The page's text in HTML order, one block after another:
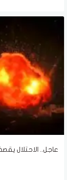
عاجل.. الاحتلال